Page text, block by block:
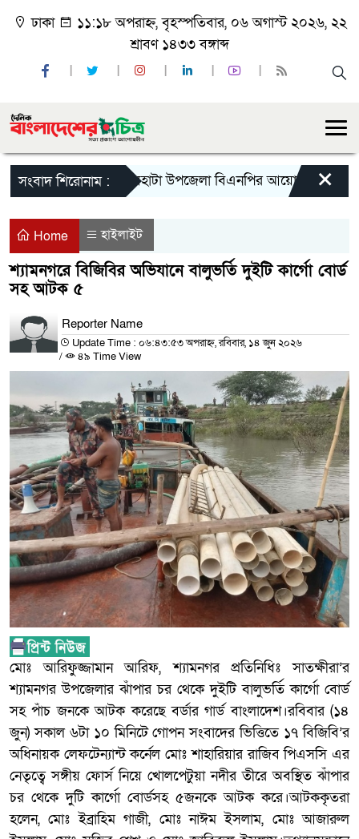
ঢাকা
১১:১৮ অপরাহ্ন, বৃহস্পতিবার, ০৬ অগাস্ট ২০২৬, ২২
শ্রাবণ ১৪৩৩ বঙ্গাব্দ
সংবাদ শিরোনাম :দেবহাটা উপজেলা বিএনপির আয়োজনে ৫ই জুলাই
×
Home হাইলাইট
শ্যামনগরে বিজিবির অভিযানে বালুভর্তি দুইটি কার্গো বোর্ড
সহ আটক ৫
Reporter Name
Update Time : ০৬:৪৩:৫৩ অপরাহ্ন, রবিবার, ১৪ জুন ২০২৬
/
৪৯ Time View
মোঃ আরিফুজ্জামান আরিফ, শ্যামনগর প্রতিনিধিঃ সাতক্ষীরা’র
শ্যামনগর উপজেলার ঝাঁপার চর থেকে দুইটি বালুভর্তি কার্গো বোর্ড
সহ পাঁচ জনকে আটক করেছে বর্ডার গার্ড বাংলাদেশ।রবিবার (১৪
জুন) সকাল ৬টা ১০ মিনিটে গোপন সংবাদের ভিত্তিতে ১৭ বিজিবি’র
অধিনায়ক লেফটেন্যান্ট কর্নেল মোঃ শাহারিয়ার রাজিব পিএসসি এর
নেতৃত্বে সঙ্গীয় ফোর্স নিয়ে খোলপেটুয়া নদীর তীরে অবস্থিত ঝাঁপার
চর থেকে দুটি কার্গো বোর্ডসহ ৫জনকে আটক করে।আটককৃতরা
হলেন, মোঃ ইব্রাহিম গাজী, মোঃ নাঈম ইসলাম, মোঃ আজারুল